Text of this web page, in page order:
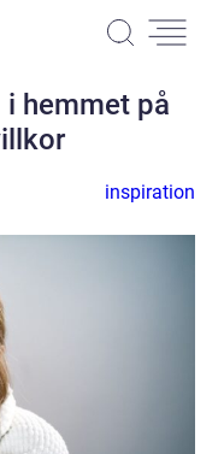
i hemmet på
inspiration